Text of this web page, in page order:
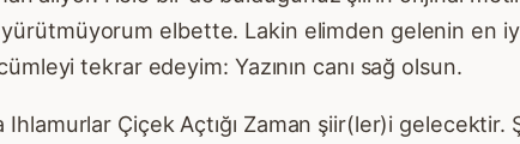
elbette. Lakin elimden gelenin en
tekrar edeyim: Yazının canı sağ olsun.
Çiçek Açtığı Zaman şiir(ler)i